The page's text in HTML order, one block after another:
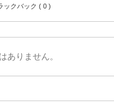
ックバック ( 0 )
ありません。